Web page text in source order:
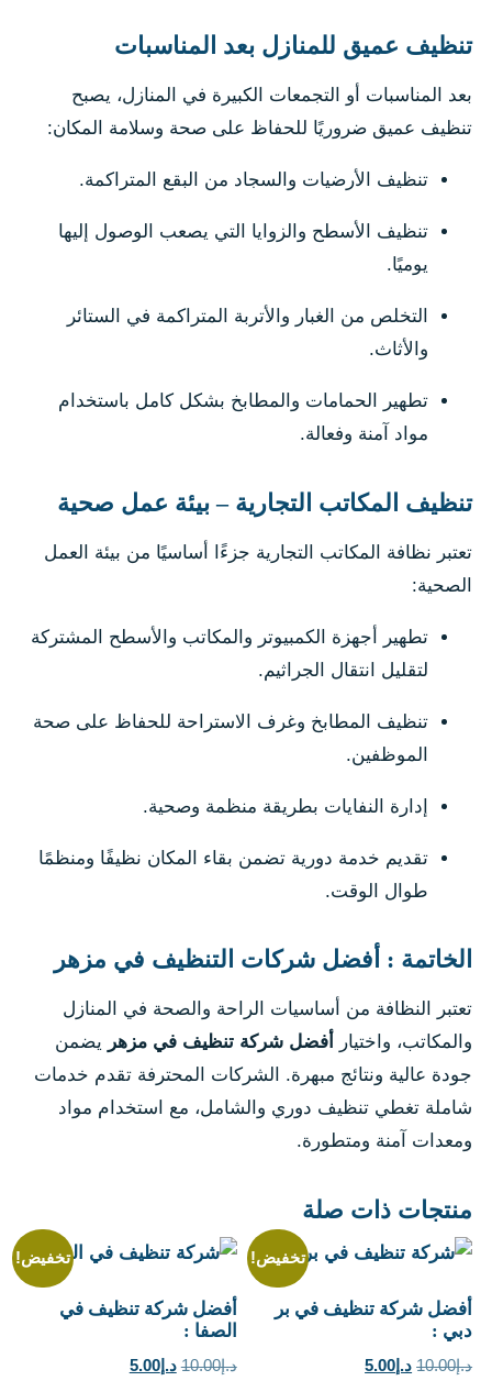
تنظيف عميق للمنازل بعد المناسبات
بعد المناسبات أو التجمعات الكبيرة في المنازل، يصبح
تنظيف عميق ضروريًا للحفاظ على صحة وسلامة المكان:
تنظيف الأرضيات والسجاد من البقع المتراكمة.
تنظيف الأسطح والزوايا التي يصعب الوصول إليها
يوميًا.
التخلص من الغبار والأتربة المتراكمة في الستائر
والأثاث.
تطهير الحمامات والمطابخ بشكل كامل باستخدام
مواد آمنة وفعالة.
تنظيف المكاتب التجارية – بيئة عمل صحية
تعتبر نظافة المكاتب التجارية جزءًا أساسيًا من بيئة العمل
الصحية:
تطهير أجهزة الكمبيوتر والمكاتب والأسطح المشتركة
لتقليل انتقال الجراثيم.
تنظيف المطابخ وغرف الاستراحة للحفاظ على صحة
الموظفين.
إدارة النفايات بطريقة منظمة وصحية.
تقديم خدمة دورية تضمن بقاء المكان نظيفًا ومنظمًا
طوال الوقت.
الخاتمة : أفضل شركات التنظيف في مزهر
تعتبر النظافة من أساسيات الراحة والصحة في المنازل
والمكاتب، واختيار
أفضل شركة تنظيف في مزهر يضمن
جودة عالية ونتائج مبهرة. الشركات المحترفة تقدم خدمات
شاملة تغطي تنظيف دوري والشامل، مع استخدام مواد
ومعدات آمنة ومتطورة.
منتجات ذات صلة
تخفيض!
أفضل شركة تنظيف في بر
دبي :
د.إ10.00 السعر
د.إ5.00السعر
تخفيض!
أفضل شركة تنظيف في
الصفا :
د.إ10.00 السعر
د.إ5.00السعر